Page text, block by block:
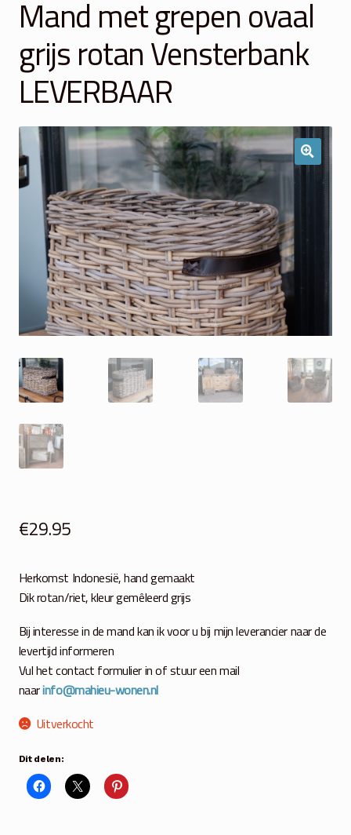
Winkelmand
Over Ons
Veelgestelde vragen
Contact
Mand met grepen ovaal
grijs rotan Vensterbank
LEVERBAAR
€29.95
Herkomst Indonesië, hand gemaakt
Dik rotan/riet, kleur gemêleerd grijs
Bij interesse in de mand kan ik voor u bij mijn leverancier naar de
levertijd informeren
Vul het contact formulier in of stuur een mail
naarinfo@mahieu-wonen.nl
Uitverkocht
Dit delen: